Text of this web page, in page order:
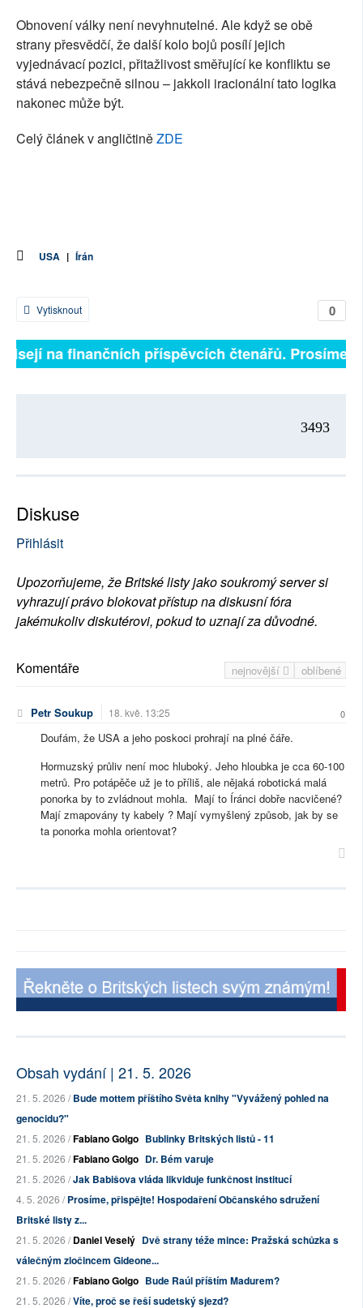
Obnovení války není nevyhnutelné. Ale když se obě
strany přesvědčí, že další kolo bojů posílí jejich
vyjednávací pozici, přitažlivost směřující ke konfliktu se
stává nebezpečně silnou – jakkoli iracionální tato logika
nakonec může být.
Celý článek v angličtiněZDE
USA | Írán
0
Vytisknout
na finančních příspěvcích čtenářů. Prosíme,
3493
Diskuse
Přihlásit
Upozorňujeme, že Britské listy jako soukromý server si
vyhrazují právo blokovat přístup na diskusní fóra
jakémukoliv diskutérovi, pokud to uznají za důvodné.
nejnovější oblíbené
Komentáře
Petr Soukup 18. kvě. 13:25 0
Doufám, že USA a jeho poskoci prohrají na plné čáře.
Hormuzský průliv není moc hluboký. Jeho hloubka je cca 60-100
metrů. Pro potápěče už je to příliš, ale nějaká robotická malá
ponorka by to zvládnout mohla. Mají to Íránci dobře nacvičené?
Mají zmapovány ty kabely ? Mají vymyšlený způsob, jak by se
ta ponorka mohla orientovat?
Obsah vydání | 21. 5. 2026
21. 5. 2026 /Bude mottem příštího Světa knihy "Vyvážený pohled na
genocidu?"
21. 5. 2026 /Fabiano Golgo Bublinky Britských listů - 11
21. 5. 2026 /Fabiano Golgo Dr. Bém varuje
21. 5. 2026 /Jak Babišova vláda likviduje funkčnost institucí
4. 5. 2026 /Prosíme, přispějte! Hospodaření Občanského sdružení
Britské listy z...
21. 5. 2026 /Daniel Veselý Dvě strany téže mince: Pražská schůzka s
válečným zločincem Gideone...
21. 5. 2026 /Fabiano Golgo Bude Raúl příštím Madurem?
21. 5. 2026 /Víte, proč se řeší sudetský sjezd?